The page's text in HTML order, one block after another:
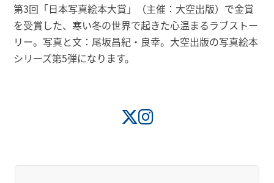
第3回「日本写真絵本大賞」（主催：大空出版）で金賞
を受賞した、寒い冬の世界で起きた心温まるラブストー
リー。写真と文：尾坂昌紀・良幸。大空出版の写真絵本
シリーズ第5弾になります。